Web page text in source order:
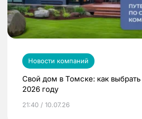
Новости компаний
Свой дом в Томске: как
2026 году
21:40 / 10.07.26